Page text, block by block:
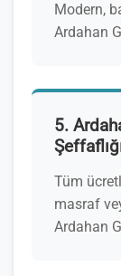
Modern,
Ardahan
5.
Tüm
masraf
Ardahan